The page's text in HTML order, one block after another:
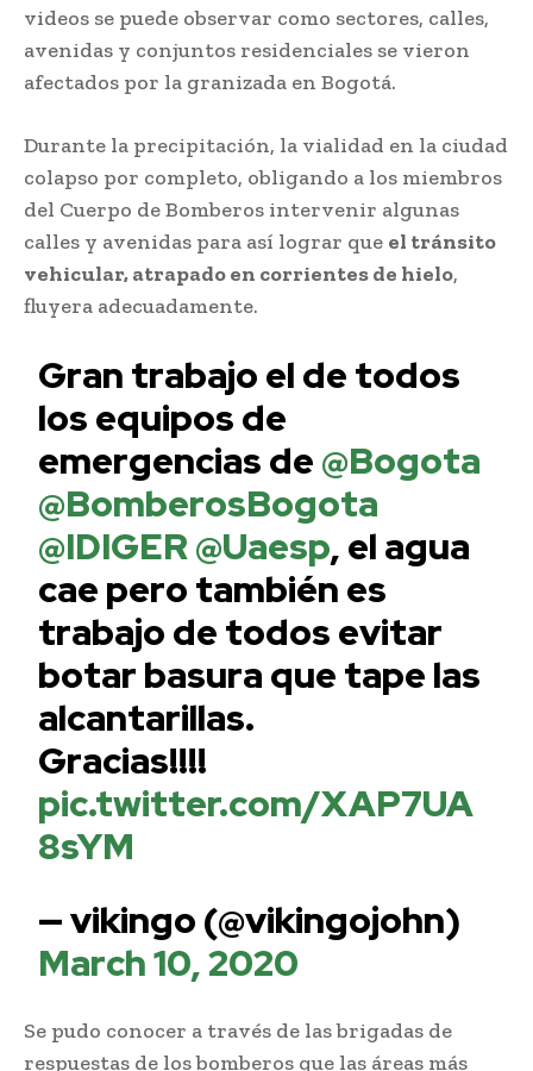
videos se puede observar como sectores, calles,
avenidas y conjuntos residenciales se vieron
afectados por la granizada en Bogotá.
Durante la precipitación, la vialidad en la ciudad
colapso por completo, obligando a los miembros
del Cuerpo de Bomberos intervenir algunas
calles y avenidas para así lograr que el tránsito
vehicular, atrapado en corrientes de hielo,
fluyera adecuadamente.
Gran trabajo el de todos
los equipos de
emergencias de @Bogota
@BomberosBogota
@IDIGER@Uaesp, el agua
cae pero también es
trabajo de todos evitar
botar basura que tape las
alcantarillas.
Gracias!!!!
pic.twitter.com/XAP7UA
8sYM
— vikingo (@vikingojohn)
March 10, 2020
Se pudo conocer a través de las brigadas de
respuestas de los bomberos que las áreas más